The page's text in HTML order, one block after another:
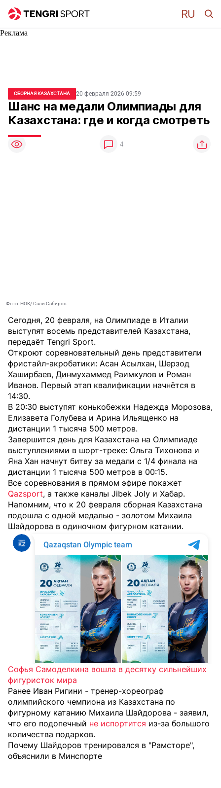
Реклама
СБОРНАЯ КАЗАХСТАНА 20 февраля 2026 09:59
Шанс на медали Олимпиады для
Казахстана: где и когда смотреть
4
Фото: НОК/ Сали Сабиров
Сегодня, 20 февраля, на Олимпиаде в Италии
выступят восемь представителей Казахстана,
передаёт Tengri Sport.
Откроют соревновательный день представители
фристайл-акробатики: Асан Асылхан, Шерзод
Хаширбаев, Динмухаммед Раимкулов и Роман
Иванов. Первый этап квалификации начнётся в
14:30.
В 20:30 выступят конькобежки Надежда Морозова,
Елизавета Голубева и Арина Ильященко на
дистанции 1 тысяча 500 метров.
Завершится день для Казахстана на Олимпиаде
выступлениями в шорт-треке: Ольга Тихонова и
Яна Хан начнут битву за медали с 1/4 финала на
дистанции 1 тысяча 500 метров в 00:15.
Все соревнования в прямом эфире покажет
Qazsport, а также каналы Jibek Joly и Хабар.
Напомним, что к 20 февраля сборная Казахстана
подошла с одной медалью - золотом Михаила
Шайдорова в одиночном фигурном катании.
Софья Самоделкина вошла в десятку сильнейших
фигуристок мира
Ранее Иван Ригини - тренер-хореограф
олимпийского чемпиона из Казахстана по
фигурному катанию Михаила Шайдорова - заявил,
что его подопечный не испортится из-за большого
количества подарков.
Почему Шайдоров тренировался в "Рамсторе",
объяснили в Минспорте